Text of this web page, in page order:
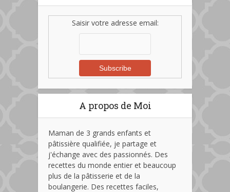
Saisir votre adresse email:
A propos de Moi
Maman de 3 grands enfants et
pâtissière qualifiée, je partage et
j'échange avec des passionnés. Des
recettes du monde entier et beaucoup
plus de la pâtisserie et de la
boulangerie. Des recettes faciles,